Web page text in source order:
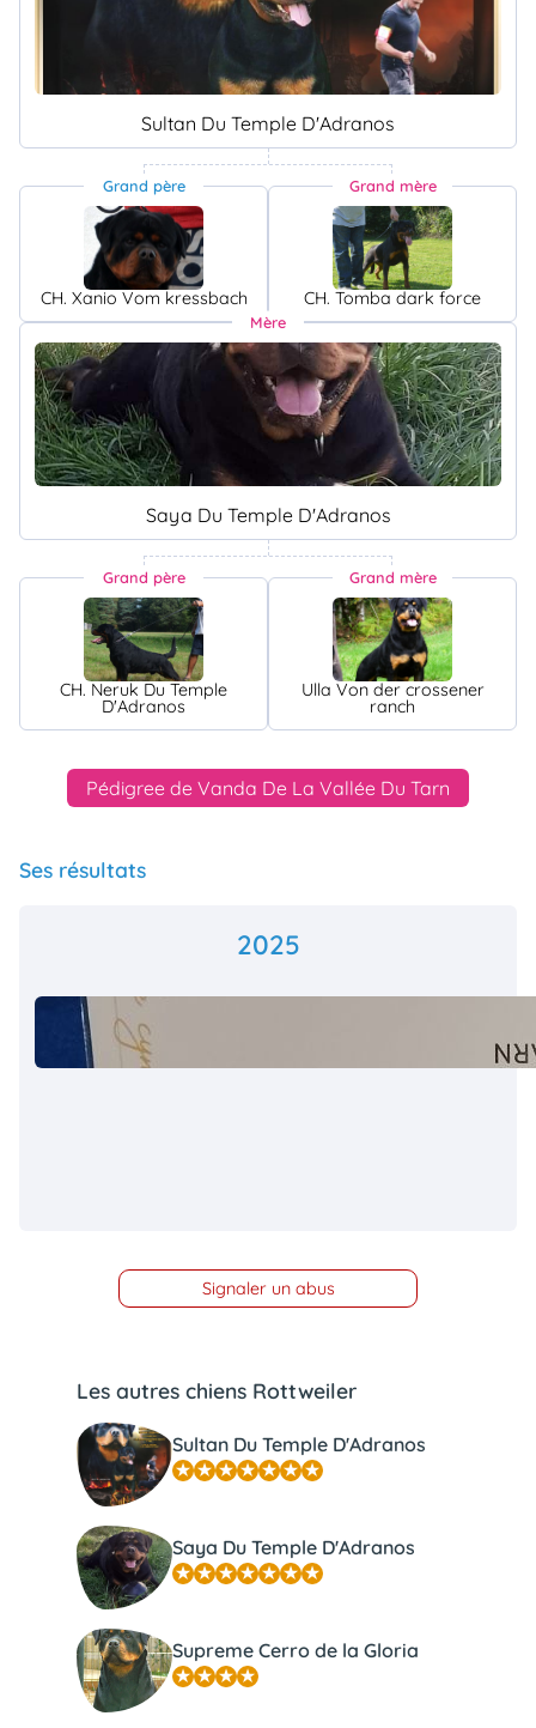
Sultan Du Temple D'Adranos
Grand père
CH. Xanio Vom kressbach
Grand mère
CH. Tomba dark force
Mère
Saya Du Temple D'Adranos
Grand père
CH. Neruk Du Temple
D'Adranos
Grand mère
Ulla Von der crossener
ranch
Pédigree de Vanda De La Vallée Du Tarn
Ses résultats
2025
Signaler un abus
Les autres chiens Rottweiler
Sultan Du Temple D'Adranos
Saya Du Temple D'Adranos
Supreme Cerro de la Gloria